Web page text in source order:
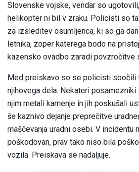
Slovenske vojske, vendar so
helikopter ni bil v zraku. Policisti so
za izsleditev osumljenca, ki so ga
letnika, zoper katerega bodo na
kazensko ovadbo zaradi povzročitve
Med preiskavo so se policisti soočili
njihovega dela. Nekateri
njim metali kamenje in jih poskušali
še kaznivo dejanje preprečitve
maščevanja uradni osebi. V incidentu
poškodovan, prav tako niso bila
vozila. Preiskava se nadaljuje.